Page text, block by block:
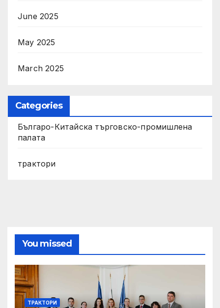
June 2025
May 2025
March 2025
Categories
Българо-Китайска търговско-промишлена
палата
трактори
You missed
ТРАКТОРИ